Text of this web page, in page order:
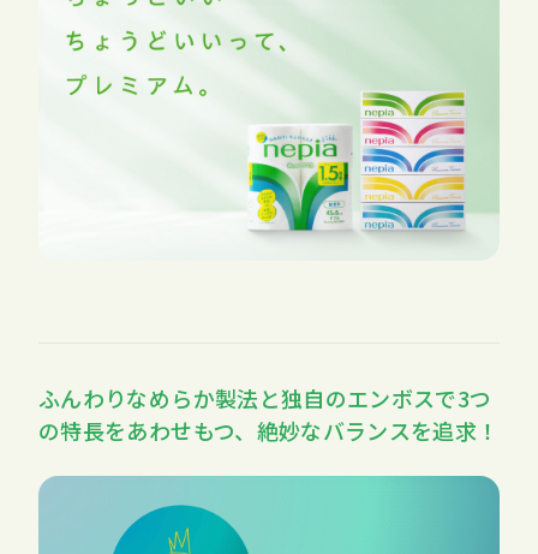
ふんわりなめらか製法と独自のエンボスで3つ
の特長をあわせもつ、絶妙なバランスを追求！